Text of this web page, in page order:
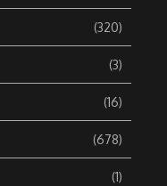
(320)
(3)
(16)
(678)
(1)